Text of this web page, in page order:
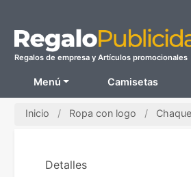
Regalos de empresa y Artículos promocionales
Menú Camisetas
Inicio Ropa con logo
Detalles